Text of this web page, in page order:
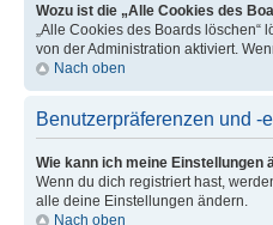
Wozu ist die „Alle Cookies des
„Alle Cookies des Boards
von der Administration aktiviert.
Nach oben
Benutzerpräferenzen und -
Wie kann ich meine Einstellungen
Wenn du dich registriert hast,
alle deine Einstellungen ändern.
Nach oben